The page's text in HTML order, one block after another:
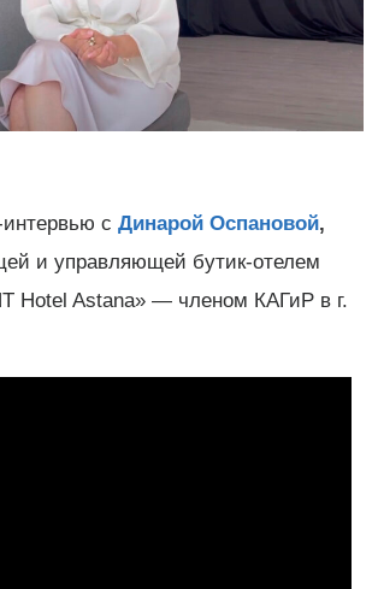
с Динарой Оспановой,
и управляющей бутик-отелем
Hotel Astana» — членом КАГиР в г.